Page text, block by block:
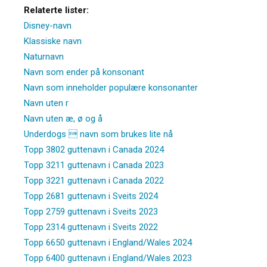
Relaterte lister:
Disney-navn
Klassiske navn
Naturnavn
Navn som ender på konsonant
Navn som inneholder populære konsonanter
Navn uten r
Navn uten æ, ø og å
Underdogs  navn som brukes lite nå
Topp 3802 guttenavn i Canada 2024
Topp 3211 guttenavn i Canada 2023
Topp 3221 guttenavn i Canada 2022
Topp 2681 guttenavn i Sveits 2024
Topp 2759 guttenavn i Sveits 2023
Topp 2314 guttenavn i Sveits 2022
Topp 6650 guttenavn i England/Wales 2024
Topp 6400 guttenavn i England/Wales 2023